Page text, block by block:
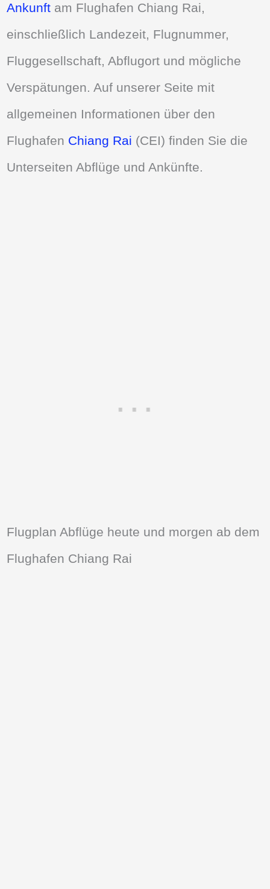
Ankunft am Flughafen Chiang Rai,
einschließlich Landezeit, Flugnummer,
Fluggesellschaft, Abflugort und mögliche
Verspätungen. Auf unserer Seite mit
allgemeinen Informationen über den
Flughafen Chiang Rai (CEI) finden Sie die
Unterseiten Abflüge und Ankünfte.
Flugplan Abflüge heute und morgen ab dem
Flughafen Chiang Rai